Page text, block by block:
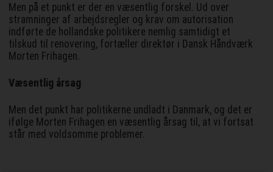
Men på et punkt er der en væsentlig forskel. Ud over
stramninger af arbejdsregler og krav om autorisation
indførte de hollandske politikere nemlig samtidigt et
tilskud til renovering, fortæller direktør i Dansk Håndværk
Morten Frihagen.
Væsentlig årsag
Men det punkt har politikerne undladt i Danmark, og det er
ifølge Morten Frihagen en væsentlig årsag til, at vi fortsat
står med voldsomme problemer.